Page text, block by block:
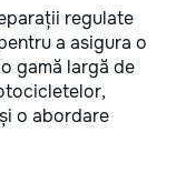
regulate
a asigura o
gamă largă de
o abordare